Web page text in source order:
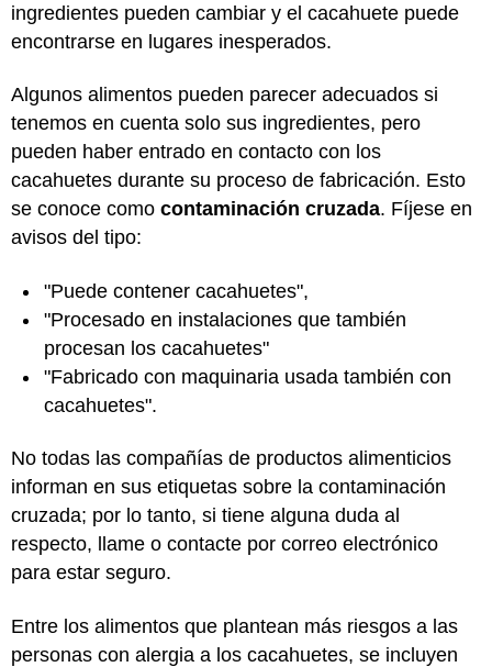
ingredientes pueden cambiar y el cacahuete puede
encontrarse en lugares inesperados.
Algunos alimentos pueden parecer adecuados si
tenemos en cuenta solo sus ingredientes, pero
pueden haber entrado en contacto con los
cacahuetes durante su proceso de fabricación. Esto
se conoce como contaminación cruzada. Fíjese en
avisos del tipo:
"Puede contener cacahuetes",
"Procesado en instalaciones que también
procesan los cacahuetes"
"Fabricado con maquinaria usada también con
cacahuetes".
No todas las compañías de productos alimenticios
informan en sus etiquetas sobre la contaminación
cruzada; por lo tanto, si tiene alguna duda al
respecto, llame o contacte por correo electrónico
para estar seguro.
Entre los alimentos que plantean más riesgos a las
personas con alergia a los cacahuetes, se incluyen